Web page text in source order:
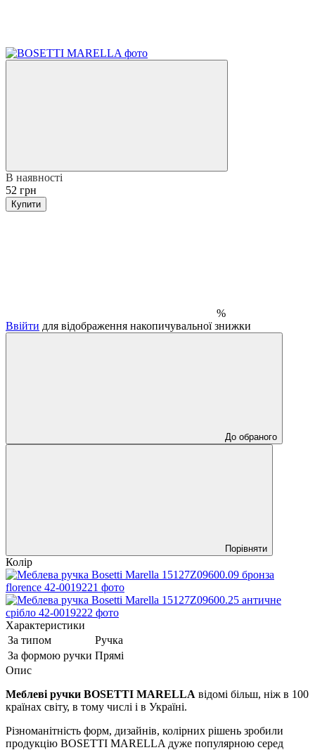
В наявності
52 грн
Купити
%
Ввійти для відображення накопичувальної знижки
До обраного
Порівняти
Колір
Характеристики
За типом
Ручка
За формою ручки Прямі
Опис
Меблеві ручки BOSETTI MARELLA відомі більш, ніж в 100
країнах світу, в тому числі і в Україні.
Різноманітність форм, дизайнів, колірних рішень зробили
продукцію BOSETTI MARELLA дуже популярною серед